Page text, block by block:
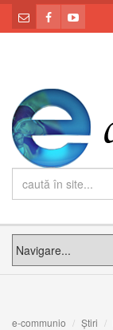
e-communio Știri